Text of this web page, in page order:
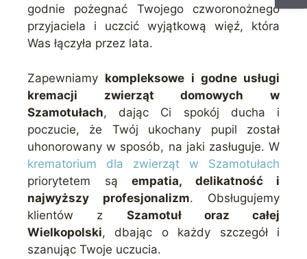
godnie pożegnać Twojego czworonożnego
przyjaciela i uczcić wyjątkową więź, która
Was łączyła przez lata.
Zapewniamy kompleksowe i godne usługi
kremacji zwierząt domowych w
Szamotułach, dając Ci spokój ducha i
poczucie, że Twój ukochany pupil został
uhonorowany w sposób, na jaki zasługuje. W
krematorium dla zwierząt w Szamotułach
priorytetem są empatia, delikatność i
najwyższy profesjonalizm. Obsługujemy
klientów z Szamotuł oraz całej
Wielkopolski, dbając o każdy szczegół i
szanując Twoje uczucia.